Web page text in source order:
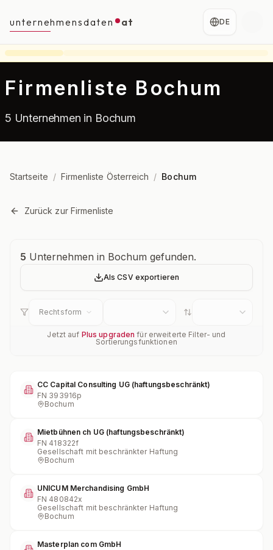
unternehmensdaten at DE
Firmenliste Bochum
5 Unternehmen in Bochum
Startseite / Firmenliste Österreich / Bochum
Zurück zur Firmenliste
Unternehmensübersicht
5 Unternehmen in Bochum gefunden.
Als CSV exportieren
Rechtsform
Jetzt auf Plus upgraden für erweiterte Filter- und
Sortierungsfunktionen
CC Capital Consulting UG (haftungsbeschränkt)
FN 393916p
Bochum
Mietbühnen ch UG (haftungsbeschränkt)
FN 418322f
Gesellschaft mit beschränkter Haftung
Bochum
UNICUM Merchandising GmbH
FN 480842x
Gesellschaft mit beschränkter Haftung
Bochum
Masterplan com GmbH